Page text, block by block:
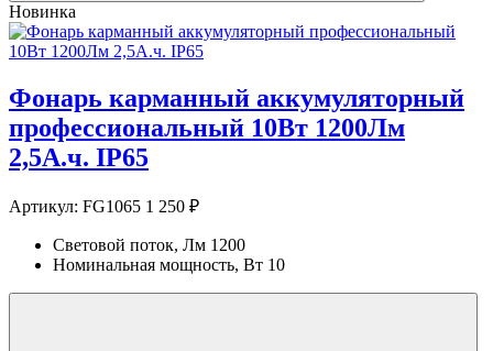
Новинка
Фонарь карманный аккумуляторный
профессиональный 10Вт 1200Лм
2,5А.ч. IP65
Артикул: FG1065 1 250 ₽
Световой поток, Лм 1200
Номинальная мощность, Вт 10